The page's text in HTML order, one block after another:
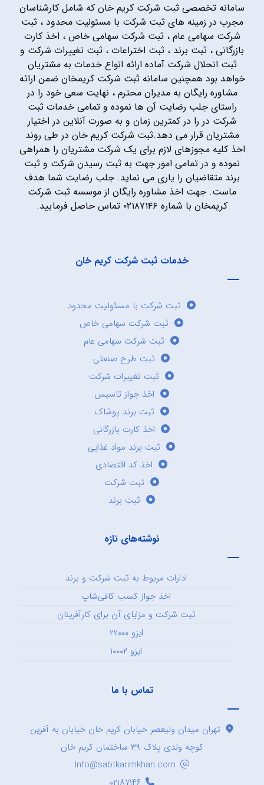
سامانه تخصصی ثبت شرکت کریم خان که شامل کارشناسان
مجرب در زمینه های ثبت شرکت با مسئولیت محدود ، ثبت
شرکت سهامی عام ، ثبت شرکت سهامی خاص ، اخذ کارت
بازرگانی ، ثبت برند ، ثبت اختراعات ، ثبت تغییرات شرکت و
ثبت انحلال شرکت آماده ارائه انواع خدمات به مشتریان
خواهد بود همچنین سامانه ثبت شرکت کریمخان ضمن ارائه
مشاوره رایگان به مدیران محترم ، نهایت سعی خود را در
راستای جلب رضایت آن ها نموده و تمامی خدمات ثبت
شرکت در را در کمترین زمان و به صورت آنلاین در اختیار
مشتریان قرار می دهد.ثبت شرکت کریم خان در طی روند
اخذ کلیه مجوزهای لازم برای یک شرکت مشتریان را همراهی
نموده و در تمامی امور جهت به ثبت رسیدن شرکت و ثبت
برند متقاضیان را یاری می نماید. جلب رضایت شما هدف
ماست. جهت اخذ مشاوره رایگان از موسسه ثبت شرکت
کریمخان با شماره ۰۲۱۸۷۱۴۶ تماس حاصل فرمایید.
خدمات ثبت شرکت کریم خان
ثبت شرکت با مسئولیت محدود
ثبت شرکت سهامی خاص
ثبت شرکت سهامی عام
ثبت طرح صنعتی
ثبت تغییرات شرکت
اخذ جواز تاسیس
ثبت برند پوشاک
اخذ کارت بازرگانی
ثبت برند مواد غذایی
اخذ کد اقتصادی
ثبت شرکت
ثبت برند
نوشته‌های تازه
ادارات مربوط به ثبت شرکت و برند
اخذ جواز کسب کافی‌شاپ
ثبت شرکت و مزایای آن برای کارآفرینان
ایزو ۲۲۰۰۰
ایزو ۱۰۰۰۲
تماس با ما
تهران میدان ولیعصر خیابان کریم خان خیابان به آفرین
کوچه ولدی پلاک ۳۹ ساختمان کریم خان
Info@sabtkarimkhan.com